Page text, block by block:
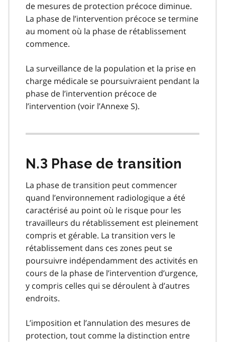
de mesures de protection précoce diminue.
La phase de l’intervention précoce se termine
au moment où la phase de rétablissement
commence.
La surveillance de la population et la prise en
charge médicale se poursuivraient pendant la
phase de l’intervention précoce de
l’intervention (voir l’Annexe S).
N.3 Phase de transition
La phase de transition peut commencer
quand l’environnement radiologique a été
caractérisé au point où le risque pour les
travailleurs du rétablissement est pleinement
compris et gérable. La transition vers le
rétablissement dans ces zones peut se
poursuivre indépendamment des activités en
cours de la phase de l’intervention d’urgence,
y compris celles qui se déroulent à d’autres
endroits.
L’imposition et l’annulation des mesures de
protection, tout comme la distinction entre